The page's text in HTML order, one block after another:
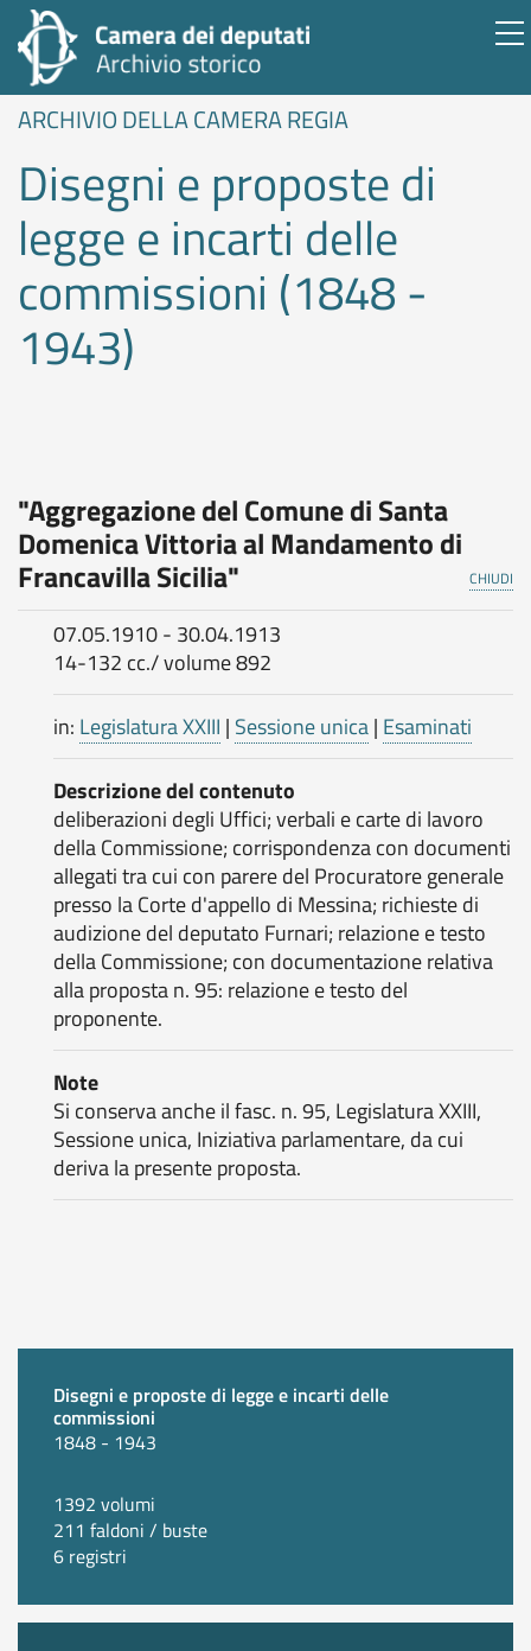
ARCHIVIO DELLA CAMERA REGIA
Disegni e proposte di
legge e incarti delle
commissioni (1848 -
1943)
"Aggregazione del Comune di Santa
Domenica Vittoria al Mandamento di
Francavilla Sicilia" CHIUDI
07.05.1910 - 30.04.1913
14-132 cc./ volume 892
in: Legislatura XXIII | Sessione unica| Esaminati
Descrizione del contenuto
deliberazioni degli Uffici; verbali e carte di lavoro
della Commissione; corrispondenza con documenti
allegati tra cui con parere del Procuratore generale
presso la Corte d'appello di Messina; richieste di
audizione del deputato Furnari; relazione e testo
della Commissione; con documentazione relativa
alla proposta n. 95: relazione e testo del
proponente.
Note
Si conserva anche il fasc. n. 95, Legislatura XXIII,
Sessione unica, Iniziativa parlamentare, da cui
deriva la presente proposta.
Disegni e proposte di legge e incarti delle
commissioni
1848 - 1943
1392 volumi
211 faldoni / buste
6 registri